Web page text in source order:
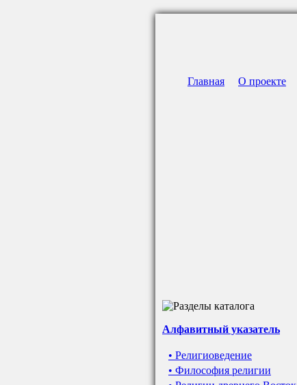
Главная О проекте
Алфавитный указатель
• Религиоведение
• Философия религии